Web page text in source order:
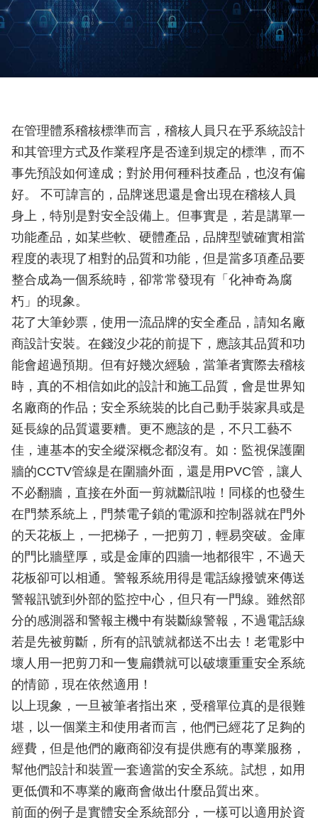
在管理體系稽核標準而言，稽核人員只在乎系統設計
和其管理方式及作業程序是否達到規定的標準，而不
事先預設如何達成；對於用何種科技產品，也沒有偏
好。 不可諱言的，品牌迷思還是會出現在稽核人員
身上，特別是對安全設備上。但事實是，若是講單一
功能產品，如某些軟、硬體產品，品牌型號確實相當
程度的表現了相對的品質和功能，但是當多項產品要
整合成為一個系統時，卻常常發現有「化神奇為腐
朽」的現象。
花了大筆鈔票，使用一流品牌的安全產品，請知名廠
商設計安裝。在錢沒少花的前提下，應該其品質和功
能會超過預期。但有好幾次經驗，當筆者實際去稽核
時，真的不相信如此的設計和施工品質，會是世界知
名廠商的作品；安全系統裝的比自己動手裝家具或是
延長線的品質還要糟。更不應該的是，不只工藝不
佳，連基本的安全縱深概念都沒有。如：監視保護圍
牆的CCTV管線是在圍牆外面，還是用PVC管，讓人
不必翻牆，直接在外面一剪就斷訊啦！同樣的也發生
在門禁系統上，門禁電子鎖的電源和控制器就在門外
的天花板上，一把梯子，一把剪刀，輕易突破。金庫
的門比牆壁厚，或是金庫的四牆一地都很牢，不過天
花板卻可以相通。警報系統用得是電話線撥號來傳送
警報訊號到外部的監控中心，但只有一門線。雖然部
分的感測器和警報主機中有裝斷線警報，不過電話線
若是先被剪斷，所有的訊號就都送不出去！老電影中
壞人用一把剪刀和一隻扁鑽就可以破壞重重安全系統
的情節，現在依然適用！
以上現象，一旦被筆者指出來，受稽單位真的是很難
堪，以一個業主和使用者而言，他們已經花了足夠的
經費，但是他們的廠商卻沒有提供應有的專業服務，
幫他們設計和裝置一套適當的安全系統。試想，如用
更低價和不專業的廠商會做出什麼品質出來。
前面的例子是實體安全系統部分，一樣可以適用於資